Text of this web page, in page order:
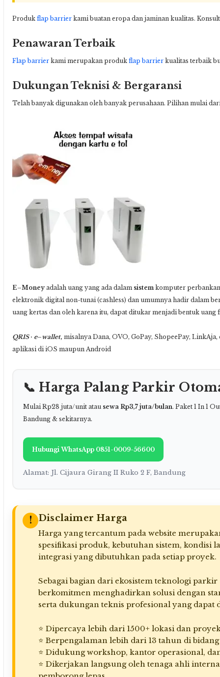
Produk flap barrier kami buatan eropa dan jaminan kualitas.
Penawaran Terbaik
Flap barrier kami merupakan produk flap barrier kualitas terbaik
Dukungan Teknisi & Bergaransi
Telah banyak digunakan oleh banyak perusahaan. Pilihan mulai
E–Money adalah uang yang ada dalam sistem komputer
elektronik digital non-tunai (cashless) dan umumnya hadir dalam
uang kertas dan oleh karena itu, dapat ditukar menjadi bentuk uang
QRIS· e–wallet, misalnya Dana, OVO, GoPay, ShopeePay,
aplikasi di iOS maupun Android
📞 Harga Palang Parkir
Mulai Rp28 juta/unit atau sewa Rp3,7 juta/bulan. Paket 1 In 1
Bandung & sekitarnya.
Hubungi WhatsApp 0851-0009-56600
Alamat: Jl. Cijaura Girang II Ruko 2 F, Bandung
! Disclaimer Harga
Harga yang tercantum pada website
spesifikasi produk, kebutuhan sistem, kondisi
integrasi yang dibutuhkan pada setiap proyek.
Sebagai bagian dari ekosistem teknologi
berkomitmen menghadirkan solusi dengan
serta dukungan teknis profesional yang
⭐ Dipercaya lebih dari 1500+ lokasi dan
⭐ Berpengalaman lebih dari 13 tahun di
⭐ Didukung workshop, kantor operasional,
⭐ Dikerjakan langsung oleh tenaga ahli